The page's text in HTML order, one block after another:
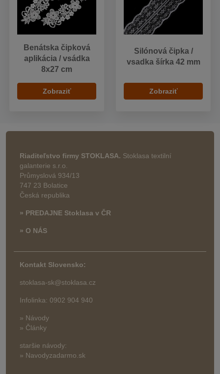
Benátska čipková
aplikácia / vsádka
8x27 cm
Zobraziť
Silónová čipka /
vsadka šírka 42 mm
Zobraziť
Riaditeľstvo firmy STOKLASA. Stoklasa textilní
galanterie s.r.o.
Průmyslová 934/13
747 23 Bolatice
Česká republika
» PREDAJNE Stoklasa v ČR
» O NÁS
Kontakt Slovensko:
stoklasa-sk@stoklasa.cz
Infolinka: 0902 904 940
» Návody
» Články
staršie návody:
» Navodyzadarmo.sk